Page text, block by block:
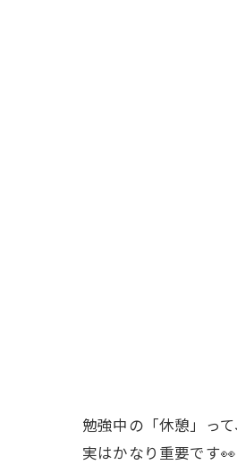
勉強中の「休憩」っ
実はかなり重要です👀